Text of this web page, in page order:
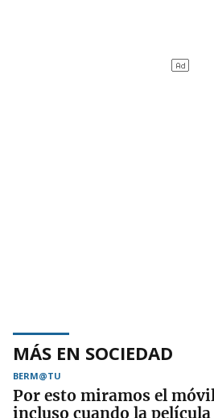
MÁS EN SOCIEDAD
BERM@TU
Por esto miramos el
incluso cuando la película